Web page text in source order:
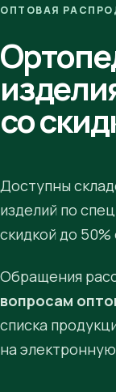
ОПТОВАЯ
со
Доступны
изделий по
скидкой до
Обращения
вопросам
списка
на